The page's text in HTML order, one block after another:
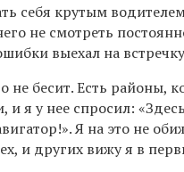
себя крутым
не смотреть
выехал на
не бесит. Есть районы,
я у нее спросил:
Я на это не
и других вижу я в